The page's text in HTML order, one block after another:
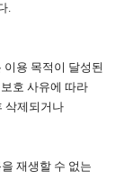
.
용 목적이 달성된
호 사유에 따라
삭제되거나
재생할 수 없는